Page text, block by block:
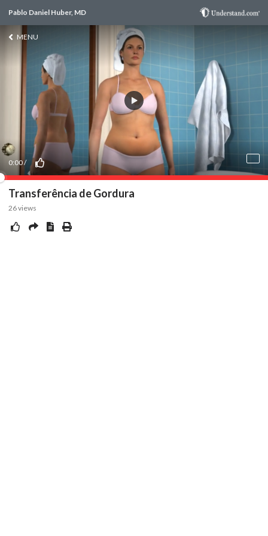
Pablo Daniel Huber, MD
MENU
0:00/
Transferência de Gordura
26views